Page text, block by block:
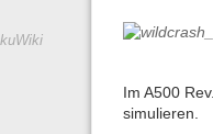
Im A500
simulieren.